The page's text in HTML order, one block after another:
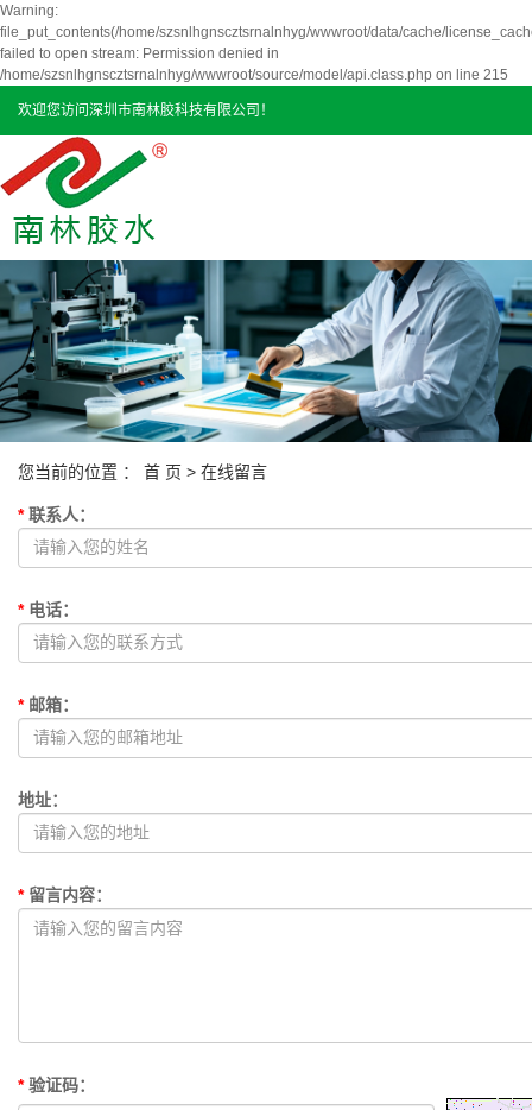
Warning:
file_put_contents(/home/szsnlhgnscztsrnalnhyg/wwwroot/data/cache/
failed to open stream: Permission denied in
/home/szsnlhgnscztsrnalnhyg/wwwroot/source/model/api.class.php on line 215
欢迎您访问深圳市南林胶科技有限公司！
您当前的位置 ： 首 页 > 在线留言
* 联系人：
* 电话：
* 邮箱：
地址：
* 留言内容：
* 验证码：